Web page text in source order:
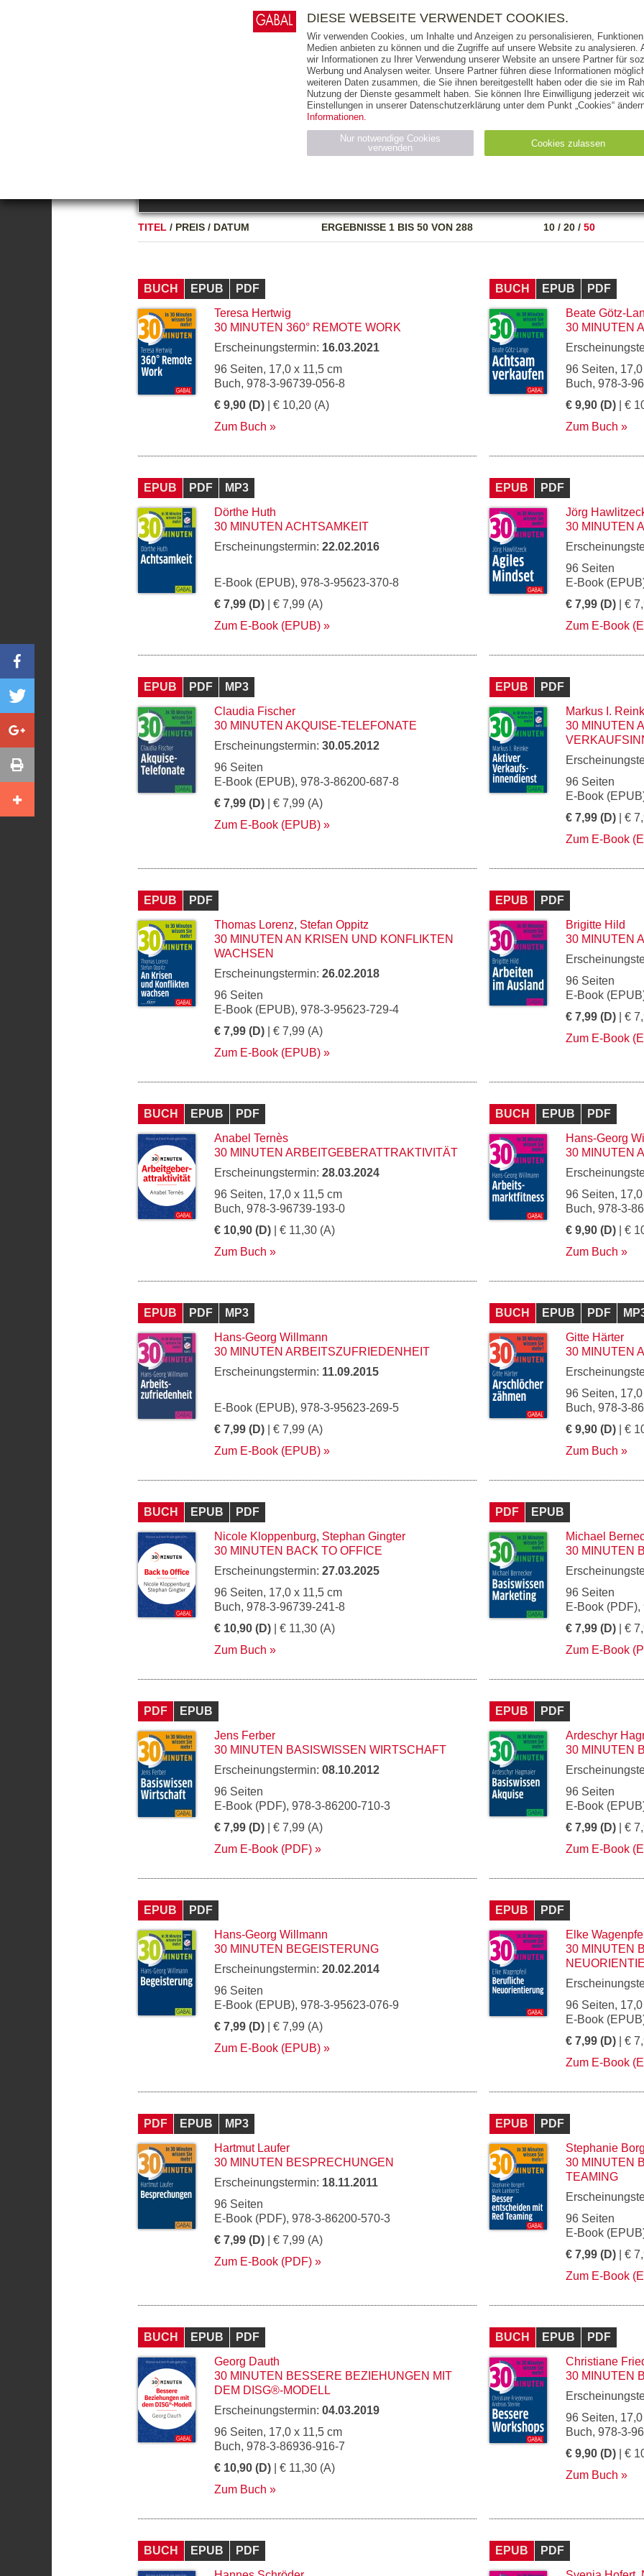
AUSGABEART AUS DER REIHE
TITEL / PREIS / DATUM ERGEBNISSE1 BIS 50 VON 288 10 / 20 / 50
BUCH EPUB
PDF
Teresa Hertwig
30 MINUTEN 360° REMOTE WORK
Erscheinungstermin: 16.03.2021
96 Seiten, 17,0 x 11,5 cm
Buch, 978-3-96739-056-8
€ 9,90 (D) | € 10,20 (A)
Zum Buch
BUCH EPUB
PDF
Beate Götz-
30 MINUTEN
96 Seiten,
Buch, 978-3-
€ 9,90 (D) | €
Zum Buch
EPUB PDF
MP3
Dörthe Huth
30 MINUTEN ACHTSAMKEIT
Erscheinungstermin: 22.02.2016
E-Book (EPUB), 978-3-95623-370-8
€ 7,99 (D) | € 7,99 (A)
Zum E-Book (EPUB)
EPUB
PDF
Jörg
30 MINUTEN
96 Seiten
E-Book
€ 7,99 (D) | €
Zum E-Book
EPUB PDF
MP3
Claudia Fischer
30 MINUTEN AKQUISE-TELEFONATE
Erscheinungstermin: 30.05.2012
96 Seiten
E-Book (EPUB), 978-3-86200-687-8
€ 7,99 (D) | € 7,99 (A)
Zum E-Book (EPUB)
EPUB
PDF
Markus I.
30 MINUTEN
96 Seiten
E-Book
€ 7,99 (D) | €
Zum E-Book
EPUB
PDF
Thomas Lorenz, Stefan Oppitz
30 MINUTEN AN KRISEN UND KONFLIKTEN
WACHSEN
Erscheinungstermin: 26.02.2018
96 Seiten
E-Book (EPUB), 978-3-95623-729-4
€ 7,99 (D) | € 7,99 (A)
Zum E-Book (EPUB)
EPUB
PDF
Brigitte Hild
30 MINUTEN
96 Seiten
E-Book
€ 7,99 (D) | €
Zum E-Book
BUCH EPUB
PDF
Anabel Ternès
30 MINUTEN ARBEITGEBERATTRAKTIVITÄT
Erscheinungstermin: 28.03.2024
96 Seiten, 17,0 x 11,5 cm
Buch, 978-3-96739-193-0
€ 10,90 (D) | € 11,30 (A)
Zum Buch
BUCH EPUB
PDF
Hans-Georg
30 MINUTEN
96 Seiten,
Buch, 978-3-
€ 9,90 (D) | €
Zum Buch
EPUB PDF
MP3
Hans-Georg Willmann
30 MINUTEN ARBEITSZUFRIEDENHEIT
Erscheinungstermin: 11.09.2015
E-Book (EPUB), 978-3-95623-269-5
€ 7,99 (D) | € 7,99 (A)
Zum E-Book (EPUB)
BUCH EPUB PDF
Gitte Härter
30 MINUTEN
96 Seiten,
Buch, 978-3-
€ 9,90 (D) | €
Zum Buch
BUCH EPUB
PDF
Nicole Kloppenburg, Stephan Gingter
30 MINUTEN BACK TO OFFICE
Erscheinungstermin: 27.03.2025
96 Seiten, 17,0 x 11,5 cm
Buch, 978-3-96739-241-8
€ 10,90 (D) | € 11,30 (A)
Zum Buch
PDF
EPUB
Michael
30 MINUTEN
96 Seiten
E-Book
€ 7,99 (D) | €
Zum E-Book
PDF
EPUB
Jens Ferber
30 MINUTEN BASISWISSEN WIRTSCHAFT
Erscheinungstermin: 08.10.2012
96 Seiten
E-Book (PDF), 978-3-86200-710-3
€ 7,99 (D) | € 7,99 (A)
Zum E-Book (PDF)
EPUB
PDF
Ardeschyr
30 MINUTEN
96 Seiten
E-Book
€ 7,99 (D) | €
Zum E-Book
EPUB
PDF
Hans-Georg Willmann
30 MINUTEN BEGEISTERUNG
Erscheinungstermin: 20.02.2014
96 Seiten
E-Book (EPUB), 978-3-95623-076-9
€ 7,99 (D) | € 7,99 (A)
Zum E-Book (EPUB)
EPUB
PDF
Elke
30 MINUTEN
96 Seiten,
E-Book
€ 7,99 (D) | €
Zum E-Book
PDF EPUB
MP3
Hartmut Laufer
30 MINUTEN BESPRECHUNGEN
Erscheinungstermin: 18.11.2011
96 Seiten
E-Book (PDF), 978-3-86200-570-3
€ 7,99 (D) | € 7,99 (A)
Zum E-Book (PDF)
EPUB
PDF
Stephanie
30 MINUTEN
TEAMING
96 Seiten
E-Book
€ 7,99 (D) | €
Zum E-Book
BUCH EPUB
PDF
Georg Dauth
30 MINUTEN BESSERE BEZIEHUNGEN MIT
DEM DISG®-MODELL
Erscheinungstermin: 04.03.2019
96 Seiten, 17,0 x 11,5 cm
Buch, 978-3-86936-916-7
€ 10,90 (D) | € 11,30 (A)
Zum Buch
BUCH EPUB
PDF
Christiane
30 MINUTEN
96 Seiten,
Buch, 978-3-
€ 9,90 (D) | €
Zum Buch
BUCH EPUB
PDF
EPUB
PDF
E-BOOKS AUDIO-CDS MP3 NON-BOOKS
THEMEN AUTOREN VERLAG
RIGHTS PRESSE HANDEL FÜR UNTERNEHMEN
DIESE WEBSEITE VERWENDET COOKIES.
Wir verwenden Cookies, um Inhalte und Anzeigen zu personalisieren,
Medien anbieten zu können und die Zugriffe auf unsere Website zu analysieren.
wir Informationen zu Ihrer Verwendung unserer Website an unsere Partner für
Werbung und Analysen weiter. Unsere Partner führen diese Informationen
weiteren Daten zusammen, die Sie ihnen bereitgestellt haben oder die sie im
Nutzung der Dienste gesammelt haben. Sie können Ihre Einwilligung jederzeit
Einstellungen in unserer Datenschutzerklärung unter dem Punkt „Cookies“
Informationen.
Nur notwendige Cookies
verwenden
Cookies zulassen
Name Anbieter Zweck
CMS_SESSION_ID
gabal-
Wird für die Speicherung der Benutzer-Session verwendet